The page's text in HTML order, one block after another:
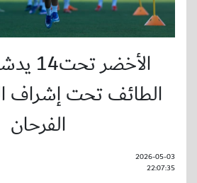
الطائف تحت إشراف
الفرحان
2026-05-03
22:07:35